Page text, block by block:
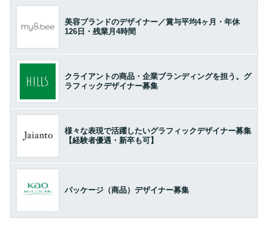
美容ブランドのデザイナー／賞与平均4ヶ月・年休
126日・残業月4時間
クライアントの商品・企業ブランディングを担う。グ
ラフィックデザイナー募集
様々な表現で活躍したいグラフィックデザイナー募集
【経験者優遇・新卒も可】
パッケージ（商品）デザイナー募集